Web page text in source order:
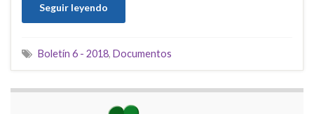
Seguir leyendo
Boletín 6 - 2018, Documentos